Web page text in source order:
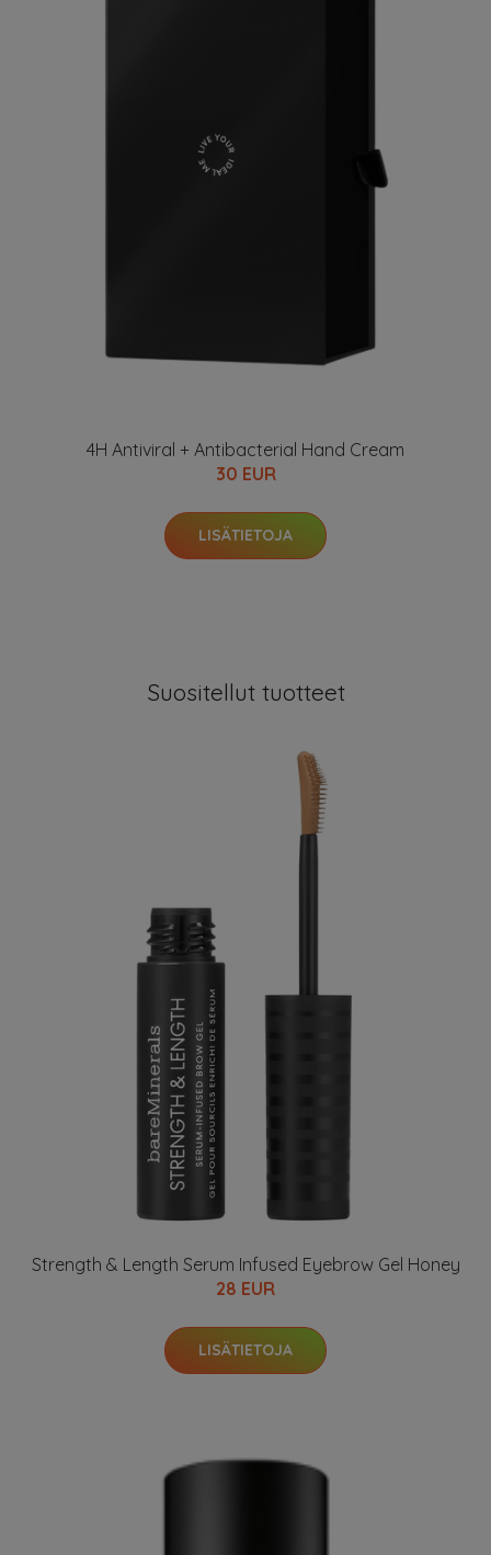
4H Antiviral + Antibacterial Hand Cream
30 EUR
LISÄTIETOJA
Suositellut tuotteet
Strength & Length Serum Infused Eyebrow Gel Honey
28 EUR
LISÄTIETOJA